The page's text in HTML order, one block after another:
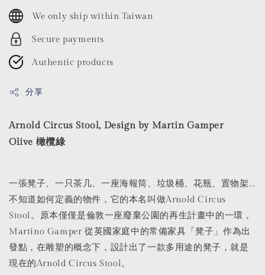
price
We only ship within Taiwan
Secure payments
Authentic products
分享
Arnold Circus Stool, Design by Martin Gamper
Olive 橄欖綠
一張凳子、一只茶几、一座海報筒、垃圾桶、花瓶、置物架...
不知道如何定義的物件，它的本名叫做Arnold Circus
Stool。原本僅僅是倫敦一座廢棄公園的再生計畫中的一環，
Martino Gamper 從英國家庭中的常備家具「凳子」作為出
發點，在雕塑的概念下，設計出了一款多用途的凳子，就是
現在的Arnold Circus Stool。